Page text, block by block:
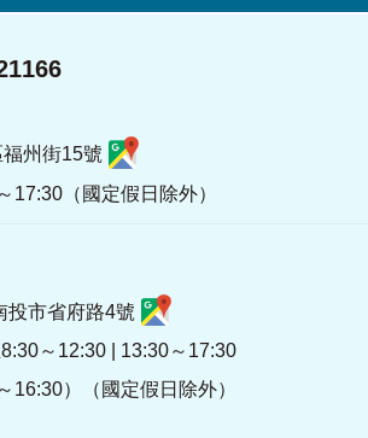
州街15號
（國定假日除外）
投市省府路4號
～12:30 | 13:30～17:30
16:30）（國定假日除外）